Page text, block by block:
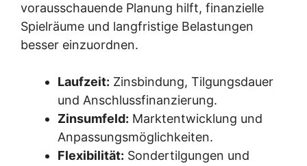
vorausschauende Planung hilft, finanzielle
Spielräume und langfristige Belastungen
besser einzuordnen.
Laufzeit: Zinsbindung, Tilgungsdauer
und Anschlussfinanzierung.
Zinsumfeld: Marktentwicklung und
Anpassungsmöglichkeiten.
Flexibilität: Sondertilgungen und